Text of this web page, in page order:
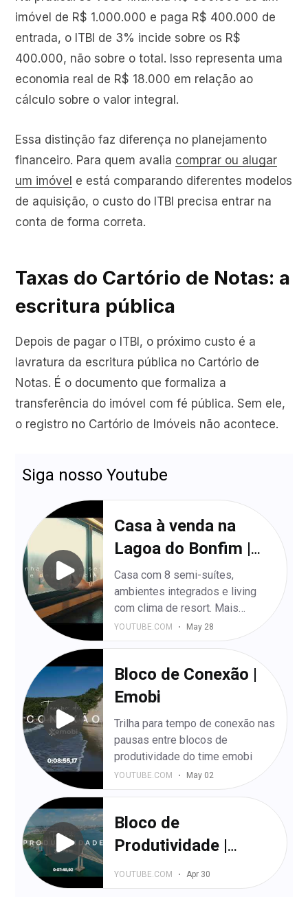
imóvel de R$ 1.000.000 e paga R$ 400.000 de
entrada, o ITBI de 3% incide sobre os R$
400.000, não sobre o total. Isso representa uma
economia real de R$ 18.000 em relação ao
cálculo sobre o valor integral.
Essa distinção faz diferença no planejamento
financeiro. Para quem avalia comprar ou alugar
um imóvel e está comparando diferentes modelos
de aquisição, o custo do ITBI precisa entrar na
conta de forma correta.
Taxas do Cartório de Notas: a
escritura pública
Depois de pagar o ITBI, o próximo custo é a
lavratura da escritura pública no Cartório de
Notas. É o documento que formaliza a
transferência do imóvel com fé pública. Sem ele,
o registro no Cartório de Imóveis não acontece.